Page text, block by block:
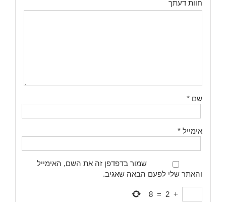
חוות דעתך
שם *
אימייל *
שמור בדפדפן זה את השם, האימייל
והאתר שלי לפעם הבאה שאגיב.
+
2
=
8